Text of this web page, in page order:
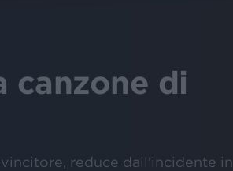
canzone di
reduce dall'incidente in